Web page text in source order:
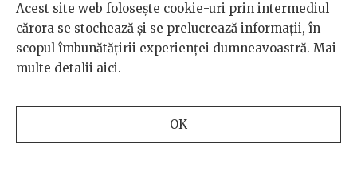
analiză mai profundă a echilibrului dintre conservare
și accesibilitate. Ideea realizării unor replici pentru
expoziții poate fi o soluție utilă în anumite cazuri, mai
ales pentru obiectele extrem de fragile sau aflate în
care sunt esențiale pentru menținerea autenticității
Acest site web folosește cookie-uri prin intermediul
cărora se stochează și se prelucrează informații, în
scopul îmbunătățirii experienței dumneavoastră. Mai
multe detalii aici.
OK